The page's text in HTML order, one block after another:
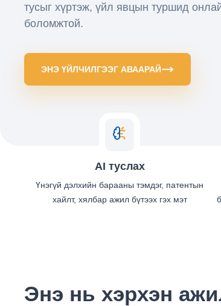
тусыг хүртэж, үйл явцын туршид
боломжтой.
ЭНЭ ҮЙЛЧИЛГЭЭГ АВААРАЙ
AI туслах
Үнэгүй дэлхийн барааны тэмдэг, патентын
хайлт, хялбар ажил бүтээх гэх мэт
Энэ нь хэрхэн